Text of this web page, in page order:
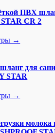
ПВХ
CR 2
→
для
STAR
→
молока